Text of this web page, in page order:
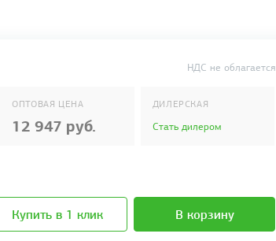
НДС не облагается
ОПТОВАЯ ЦЕНА
12 947 руб.
ДИЛЕРСКАЯ
Стать дилером
Купить в 1 клик В корзину